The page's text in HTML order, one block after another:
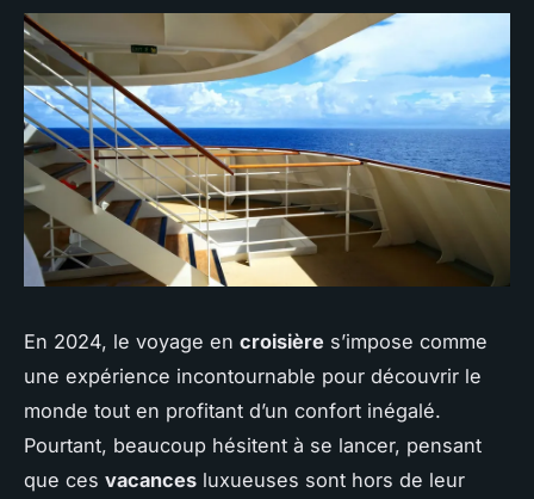
En 2024, le voyage en croisière s’impose comme
une expérience incontournable pour découvrir le
monde tout en profitant d’un confort inégalé.
Pourtant, beaucoup hésitent à se lancer, pensant
que ces vacances luxueuses sont hors de leur